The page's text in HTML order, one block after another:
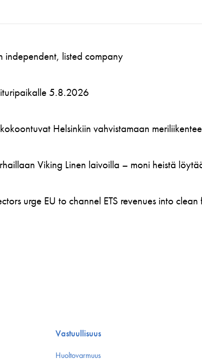
independent, listed company
5.8.2026
Helsinkiin vahvistamaan
Viking Linen laivoilla – moni heistä
urge EU to channel ETS revenues into clean
Vastuullisuus
Huoltovarmuus